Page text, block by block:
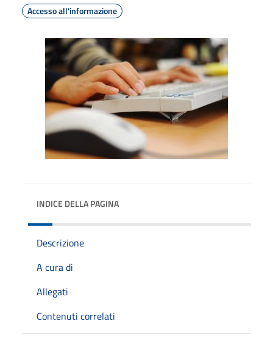
Accesso all'informazione
INDICE DELLA PAGINA
Descrizione
A cura di
Allegati
Contenuti correlati